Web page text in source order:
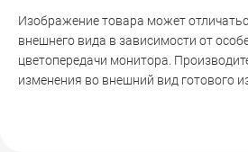
Изображение товара может
внешнего вида в зависимости от
цветопередачи монитора.
изменения во внешний вид готового